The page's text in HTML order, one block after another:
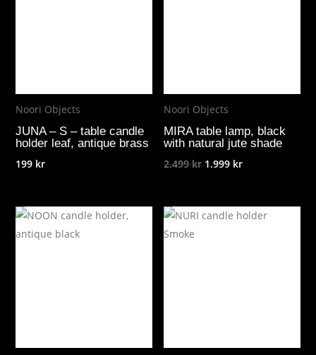
Noori Objects
JUNA – S – table candle
holder leaf, antique brass
199 kr
Noori Objects
MIRA table lamp, black
with natural jute shade
2.499kr Det
var:
1.999 krDet
är: